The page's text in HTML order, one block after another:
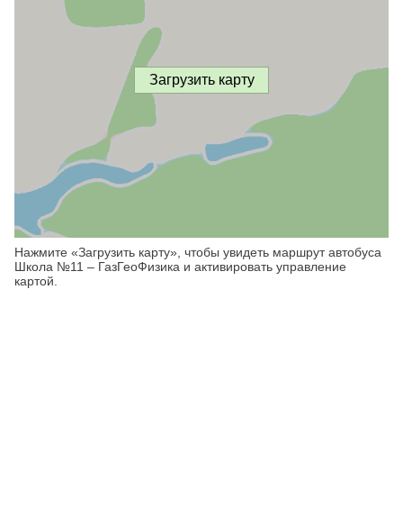
Загрузить карту
Нажмите «Загрузить карту», чтобы увидеть маршрут автобуса
Школа №11 – ГазГеоФизика и активировать управление
картой.